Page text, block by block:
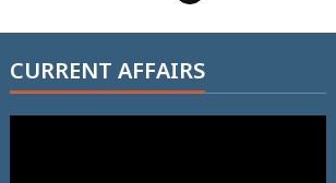
CURRENT AFFAIRS